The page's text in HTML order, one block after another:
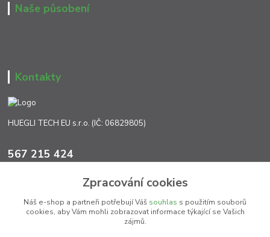
Naše působení
Kontakty
HUEGLI TECH EU s.r.o. (IČ: 06829805)
567 215 424
Zpracování cookies
Náš e-shop a partneři potřebují Váš souhlas s použitím souborů
cookies, aby Vám mohli zobrazovat informace týkající se Vašich
zájmů.